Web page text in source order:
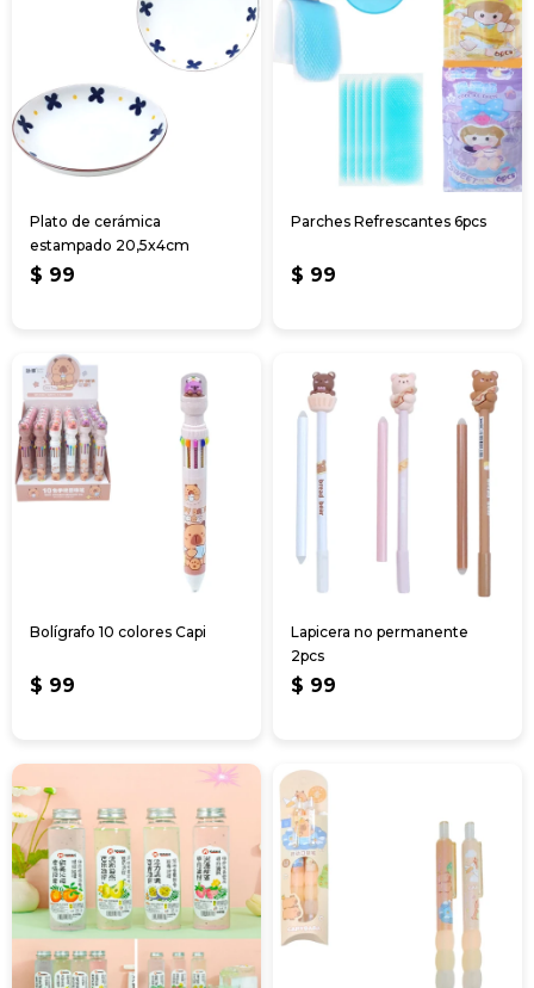
Plato de cerámica
estampado 20,5x4cm
$ 99
Parches Refrescantes 6pcs
$ 99
Bolígrafo 10 colores Capi
$ 99
Lapicera no permanente
2pcs
$ 99